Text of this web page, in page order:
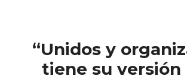
“Unidos y
tiene su versión